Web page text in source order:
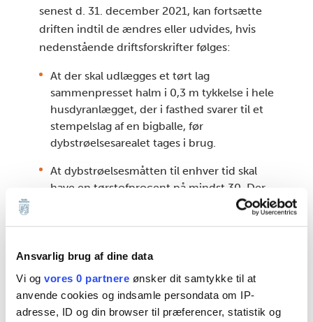
Ansvarlig brug af dine data
Vi og vores 0 partnere ønsker dit samtykke til at
anvende cookies og indsamle persondata om IP-
adresse, ID og din browser til præferencer, statistik og
senest d. 31. december 2021, kan fortsætte
driften indtil de ændres eller udvides, hvis
nedenstående driftsforskrifter følges:
At der skal udlægges et tørt lag
sammenpresset halm i 0,3 m tykkelse i hele
husdyranlægget, der i fasthed svarer til et
stempelslag af en bigballe, før
dybstrøelsesarealet tages i brug.
At dybstrøelsesmåtten til enhver tid skal
have en tørstofprocent på mindst 30. Der
skal løbende tilføres strømængder, der
typer strøelse end halm, skal den samlede
sugeevne af denne kunne opveje effekten
fra halm.
At hvis dyrene er på stald mere end